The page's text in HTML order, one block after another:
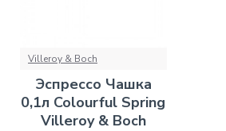
Villeroy & Boch
Эспрессо Чашка
0,1л Colourful Spring
Villeroy & Boch